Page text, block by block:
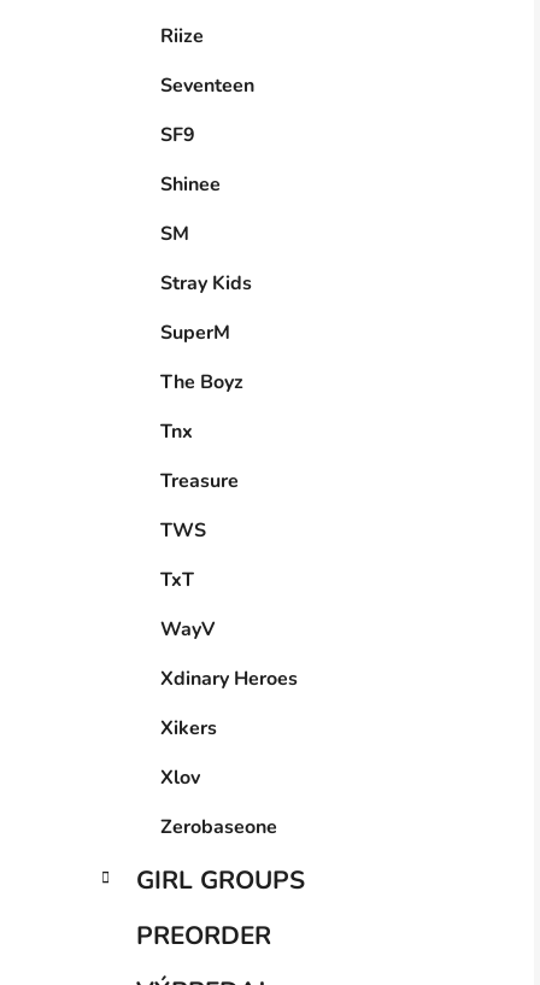
Riize
Seventeen
SF9
Shinee
SM
Stray Kids
SuperM
The Boyz
Tnx
Treasure
TWS
TxT
WayV
Xdinary Heroes
Xikers
Xlov
Zerobaseone
GIRL GROUPS
PREORDER